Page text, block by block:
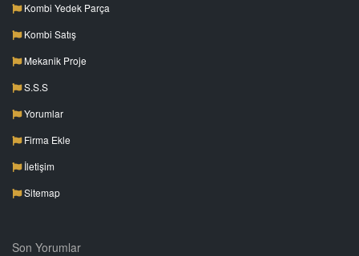
Kombi Yedek Parça
Kombi Satış
Mekanik Proje
S.S.S
Yorumlar
Firma Ekle
İletişim
Sitemap
Son Yorumlar